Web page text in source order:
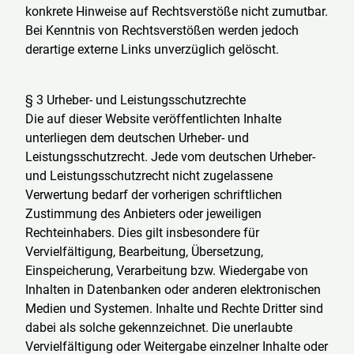
konkrete Hinweise auf Rechtsverstöße nicht zumutbar.
Bei Kenntnis von Rechtsverstößen werden jedoch
derartige externe Links unverzüglich gelöscht.
§ 3 Urheber- und Leistungsschutzrechte
Die auf dieser Website veröffentlichten Inhalte
unterliegen dem deutschen Urheber- und
Leistungsschutzrecht. Jede vom deutschen Urheber-
und Leistungsschutzrecht nicht zugelassene
Verwertung bedarf der vorherigen schriftlichen
Zustimmung des Anbieters oder jeweiligen
Rechteinhabers. Dies gilt insbesondere für
Vervielfältigung, Bearbeitung, Übersetzung,
Einspeicherung, Verarbeitung bzw. Wiedergabe von
Inhalten in Datenbanken oder anderen elektronischen
Medien und Systemen. Inhalte und Rechte Dritter sind
dabei als solche gekennzeichnet. Die unerlaubte
Vervielfältigung oder Weitergabe einzelner Inhalte oder